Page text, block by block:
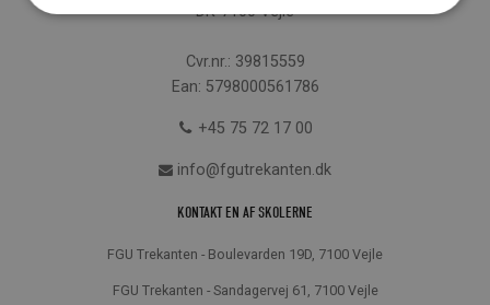
DK-7100 Vejle
Cvr.nr.: 39815559
Ean: 5798000561786
+45 75 72 17 00
info@fgutrekanten.dk
KONTAKT EN AF SKOLERNE
FGU Trekanten - Boulevarden 19D, 7100 Vejle
FGU Trekanten - Sandagervej 61, 7100 Vejle